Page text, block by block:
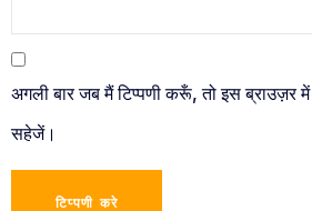
अगली बार जब मैं टिप्पणी करूँ, तो इस ब्राउज़र
सहेजें।